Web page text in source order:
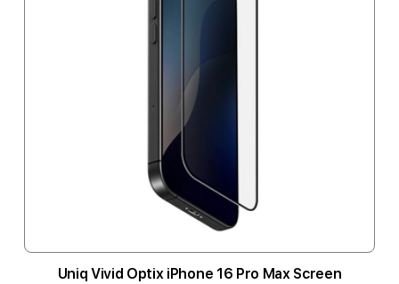
Uniq Vivid Optix iPhone 16 Pro Max Screen